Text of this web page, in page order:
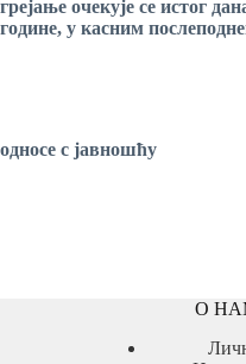
грејање очекује се истог
године, у касним после
односе с јавношћу
О